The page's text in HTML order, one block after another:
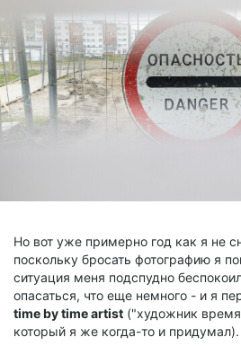
Но вот уже примерно год как я не
поскольку бросать фотографию я
ситуация меня подспудно
опасаться, что еще немного - и я
time by time artist ("художник
который я же когда-то и придумал).